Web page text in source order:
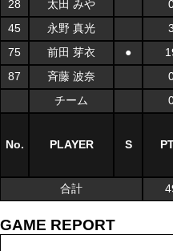
28
太田 みや
45
永野 真光 3
75
前田 芽衣 ●
87
斉藤 波奈
チーム
No. PLAYER S
合計
GAME REPORT